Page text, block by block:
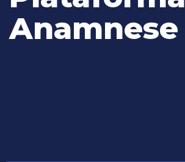
Anamnese